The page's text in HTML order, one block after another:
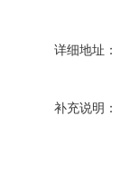
详细地址：
补充说明：